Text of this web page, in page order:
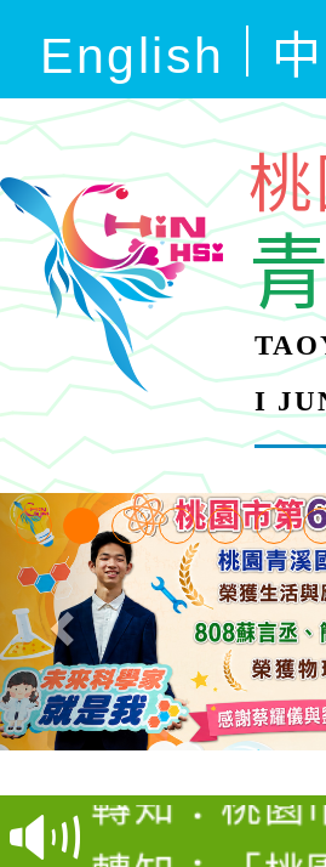
English
I
【甄選結果
學年度第1
結果(第4招)
【甄選結果
學年度第1
轉知：桃園
轉知：「桃